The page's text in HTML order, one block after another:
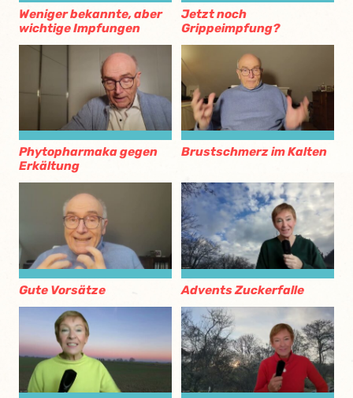
Weniger bekannte, aber
wichtige Impfungen
Jetzt noch
Grippeimpfung?
Phytopharmaka gegen
Erkältung
Brustschmerz im Kalten
Gute Vorsätze Advents Zuckerfalle